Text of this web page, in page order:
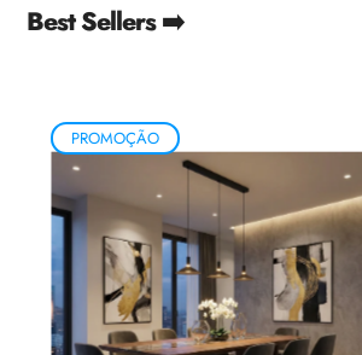
Best Sellers ➡️
PROMOÇÃO